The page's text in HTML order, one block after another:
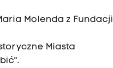
Molenda z Fundacji
Miasta